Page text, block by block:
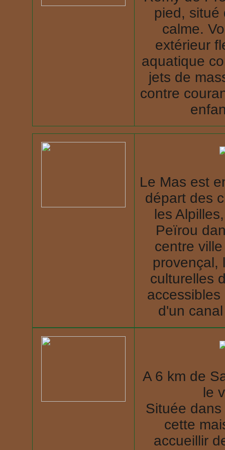
pied, situé
calme.
extérieur
aquatique
jets de
contre
Le Mas est
départ des
les
Peïrou
centre
provençal,
culturelles
d'un
A 6 km de
le
Située
cette
accueillir